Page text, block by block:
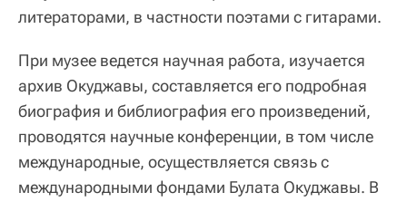
литераторами, в частности поэтами с гитарами.
При музее ведется научная работа, изучается
архив Окуджавы, составляется его подробная
биография и библиография его произведений,
проводятся научные конференции, в том числе
международные, осуществляется связь с
международными фондами Булата Окуджавы. В